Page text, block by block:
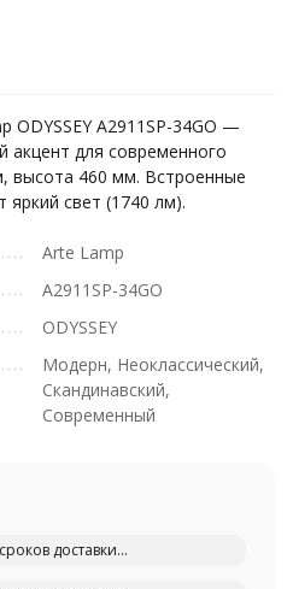
ODYSSEY A2911SP-34GO —
акцент для современного
высота 460 мм. Встроенные
свет (1740 лм).
Arte Lamp
A2911SP-34GO
ODYSSEY
Модерн, Неоклассический,
Скандинавский,
Современный
доставки...